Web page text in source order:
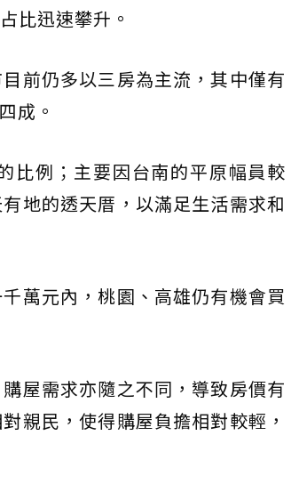
比迅速攀升。
前仍多以三房為主流，其中僅有
成。
比例；主要因台南的平原幅員較
地的透天厝，以滿足生活需求和
萬元內，桃園、高雄仍有機會買
屋需求亦隨之不同，導致房價有
親民，使得購屋負擔相對較輕，